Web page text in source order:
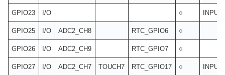
GPIO23 I/O ○ INPUT
GPIO25 I/O ADC2_CH8 RTC_GPIO6 ○
GPIO26 I/O ADC2_CH9 RTC_GPIO7 ○
GPIO27 I/O ADC2_CH7 TOUCH7 RTC_GPIO17 ○ INPUT